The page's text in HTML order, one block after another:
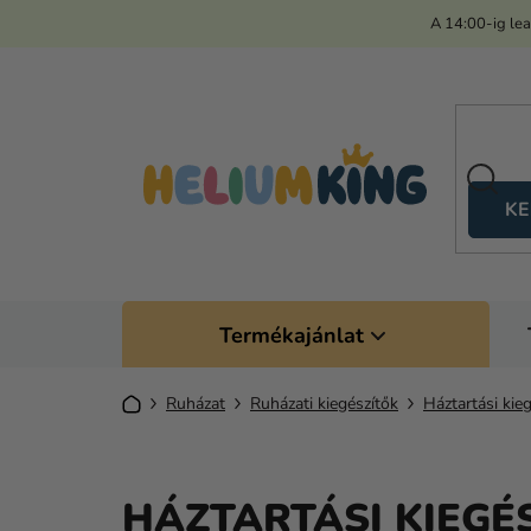
A 14:00-ig
Termékajánlat
KezdőlapRuházat Ruházati kiegészítők Háztartási
HÁZTARTÁSI